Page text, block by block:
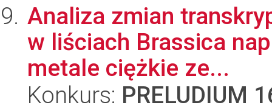
Analiza zmian
w liściach Brassica
metale ciężkie ze...
Konkurs: PRELUDIUM